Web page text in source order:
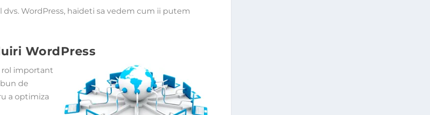
WordPress, haideti sa vedem cum ii putem
WordPress
rol important
de
a optimiza